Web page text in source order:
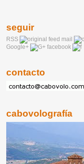
seguir
RSS mail
Google+
facebook
contacto
cabovolografía